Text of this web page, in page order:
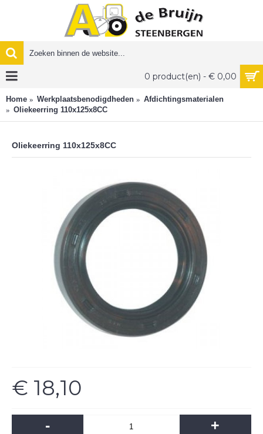
0 product(en) - € 0,00
Home Werkplaatsbenodigdheden
Afdichtingsmaterialen
Oliekeerring 110x125x8CC
Oliekeerring 110x125x8CC
€ 18,10
- +